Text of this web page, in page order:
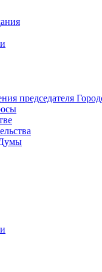
председателя